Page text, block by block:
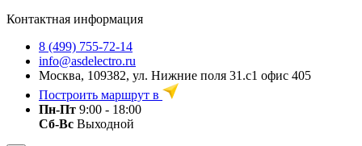
Контактная информация
8 (499) 755-72-14
info@asdelectro.ru
Москва, 109382, ул. Нижние поля 31.с1 офис 405
Построить маршрут в
Пн-Пт 9:00 - 18:00
Сб-Вс Выходной